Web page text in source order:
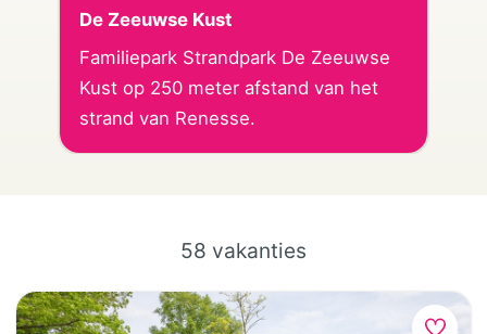
De Zeeuwse Kust
Familiepark Strandpark De Zeeuwse
Kust op 250 meter afstand van het
strand van Renesse.
58 vakanties